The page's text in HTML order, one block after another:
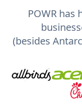
POWR has
(besides